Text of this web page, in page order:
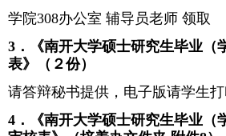
学院308办公室 辅导员老师 领取
3 ．《南开大学硕士研究生毕业（
表》（２份）
请答辩秘书提供，电子版请学生
4 ．《南开大学硕士研究生毕业（